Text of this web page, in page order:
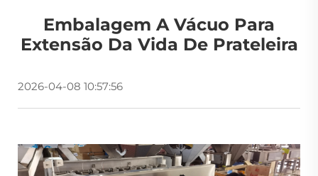
Embalagem A Vácuo Para
Extensão Da Vida De Prateleira
2026-04-08 10:57:56